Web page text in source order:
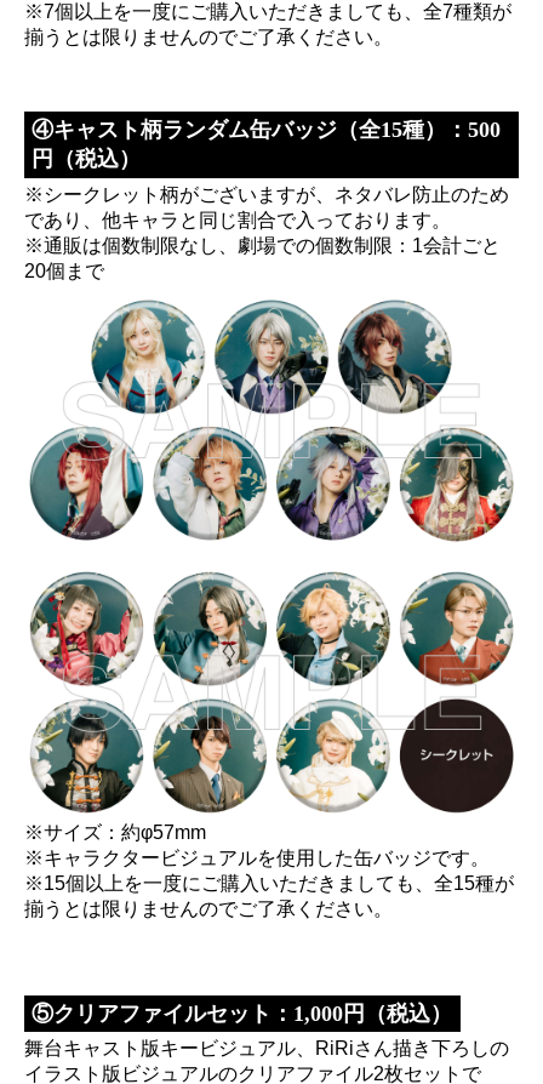
※7個以上を一度にご購入いただきましても、全7種類が
揃うとは限りませんのでご了承ください。
④キャスト柄ランダム缶バッジ（全15種）：500
円（税込）
※シークレット柄がございますが、ネタバレ防止のため
であり、他キャラと同じ割合で入っております。
※通販は個数制限なし、劇場での個数制限：1会計ごと
20個まで
※サイズ：約φ57mm
※キャラクタービジュアルを使用した缶バッジです。
※15個以上を一度にご購入いただきましても、全15種が
揃うとは限りませんのでご了承ください。
⑤クリアファイルセット：1,000円（税込）
舞台キャスト版キービジュアル、RiRiさん描き下ろしの
イラスト版ビジュアルのクリアファイル2枚セットで